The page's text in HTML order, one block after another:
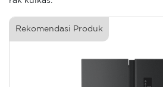
Rekomendasi Produk